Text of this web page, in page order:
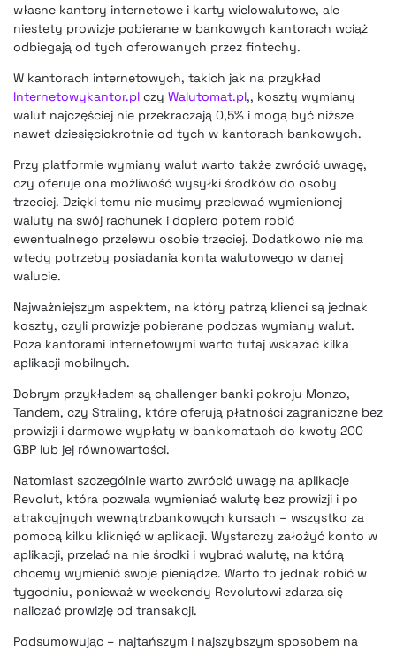
własne kantory internetowe i karty wielowalutowe, ale
niestety prowizje pobierane w bankowych kantorach wciąż
odbiegają od tych oferowanych przez fintechy.
W kantorach internetowych, takich jak na przykład
Internetowykantor.pl czy Walutomat.pl,, koszty wymiany
walut najczęściej nie przekraczają 0,5% i mogą być niższe
nawet dziesięciokrotnie od tych w kantorach bankowych.
Przy platformie wymiany walut warto także zwrócić uwagę,
czy oferuje ona możliwość wysyłki środków do osoby
trzeciej. Dzięki temu nie musimy przelewać wymienionej
waluty na swój rachunek i dopiero potem robić
ewentualnego przelewu osobie trzeciej. Dodatkowo nie ma
wtedy potrzeby posiadania konta walutowego w danej
walucie.
Najważniejszym aspektem, na który patrzą klienci są jednak
koszty, czyli prowizje pobierane podczas wymiany walut.
Poza kantorami internetowymi warto tutaj wskazać kilka
aplikacji mobilnych.
Dobrym przykładem są challenger banki pokroju Monzo,
Tandem, czy Straling, które oferują płatności zagraniczne bez
prowizji i darmowe wypłaty w bankomatach do kwoty 200
GBP lub jej równowartości.
Natomiast szczególnie warto zwrócić uwagę na aplikacje
Revolut, która pozwala wymieniać walutę bez prowizji i po
atrakcyjnych wewnątrzbankowych kursach – wszystko za
pomocą kilku kliknięć w aplikacji. Wystarczy założyć konto w
aplikacji, przelać na nie środki i wybrać walutę, na którą
chcemy wymienić swoje pieniądze. Warto to jednak robić w
tygodniu, ponieważ w weekendy Revolutowi zdarza się
naliczać prowizję od transakcji.
Podsumowując – najtańszym i najszybszym sposobem na